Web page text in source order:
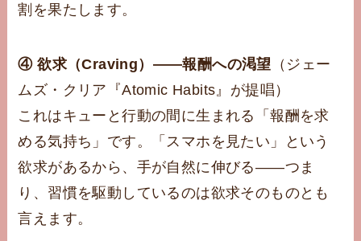
割を果たします。
④ 欲求（Craving）——報酬への渇望 （ジェー
ムズ・クリア『Atomic Habits』が提唱）
これはキューと行動の間に生まれる「報酬を求
める気持ち」です。「スマホを見たい」という
欲求があるから、手が自然に伸びる——つま
り、習慣を駆動しているのは欲求そのものとも
言えます。